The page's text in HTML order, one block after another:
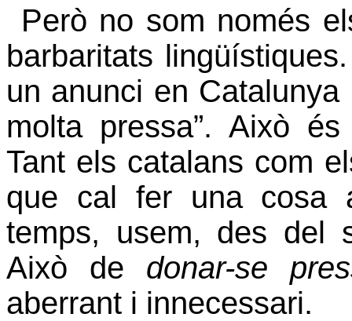
Però no som només
barbaritats
un anunci en
molta pressa”. Això
Tant els catalans com
que cal fer una cosa
temps, usem, des del
Això de donar-se
aberrant i innecessari.